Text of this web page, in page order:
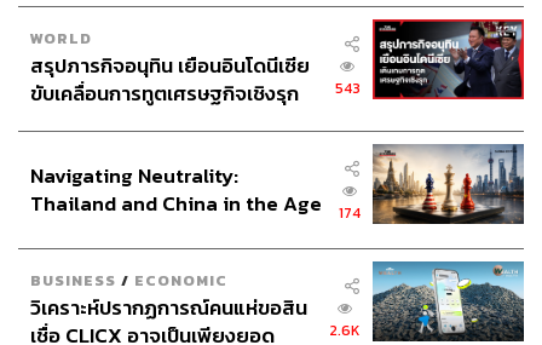
WORLD
สรุปภารกิจอนุทิน เยือนอินโดนีเซีย
ขับเคลื่อนการทูตเศรษฐกิจเชิงรุก
543
Navigating Neutrality:
Thailand and China in the Age
174
BUSINESS / ECONOMIC
วิเคราะห์ปรากฏการณ์คนแห่ขอสิน
เชื่อ CLICX อาจเป็นเพียงยอด
2.6K